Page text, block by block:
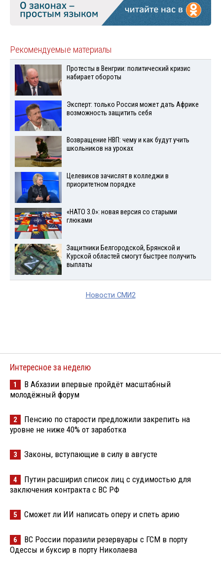
Рекомендуемые материалы
Протесты в Венгрии: политический кризис
набирает обороты
Эксперт: только Россия может дать Африке
возможность защитить себя
Возвращение НВП: чему и как будут учить
школьников на уроках
Целевиков зачислят в колледжи в
приоритетном порядке
«НАТО 3.0»: новая версия со старыми
глюками
Защитники Белгородской, Брянской и
Курской областей смогут быстрее получить
выплаты
Новости СМИ2
Интересное за неделю
1
В Абхазии впервые пройдёт масштабный
молодёжный форум
2
Пенсию по старости предложили закрепить на
уровне не ниже 40% от заработка
3 Законы, вступающие в силу в августе
4
Путин расширил список лиц с судимостью для
заключения контракта с ВС РФ
5 Сможет ли ИИ написать оперу и спеть арию
6
ВС России поразили резервуары с ГСМ в порту
Одессы и буксир в порту Николаева